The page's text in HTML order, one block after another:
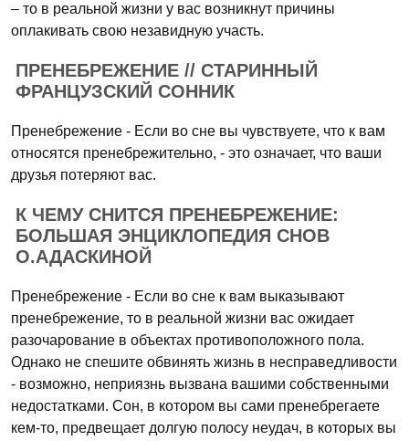
– то в реальной жизни у вас возникнут причины
оплакивать свою незавидную участь.
ПРЕНЕБРЕЖЕНИЕ // СТАРИННЫЙ
ФРАНЦУЗСКИЙ СОННИК
Пренебрежение - Если во сне вы чувствуете, что к вам
относятся пренебрежительно, - это означает, что ваши
друзья потеряют вас.
К ЧЕМУ СНИТСЯ ПРЕНЕБРЕЖЕНИЕ:
БОЛЬШАЯ ЭНЦИКЛОПЕДИЯ СНОВ
О.АДАСКИНОЙ
Пренебрежение - Если во сне к вам выказывают
пренебрежение, то в реальной жизни вас ожидает
разочарование в объектах противоположного пола.
Однако не спешите обвинять жизнь в несправедливости
- возможно, неприязнь вызвана вашими собственными
недостатками. Сон, в котором вы сами пренебрегаете
кем-то, предвещает долгую полосу неудач, в которых вы